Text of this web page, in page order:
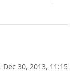
Dec 30, 2013, 11:15